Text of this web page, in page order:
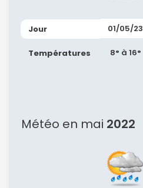
Jour
Températures
01/05/23
8° à 16°
Météo en mai 2022